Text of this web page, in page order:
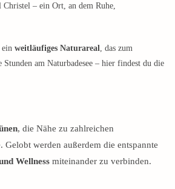
Christel – ein Ort, an dem Ruhe,
weitläufiges Naturareal
, das zum
am Naturbadesee – hier findest du die
, die Nähe zu zahlreichen
werden außerdem die entspannte
Wellness miteinander zu verbinden.